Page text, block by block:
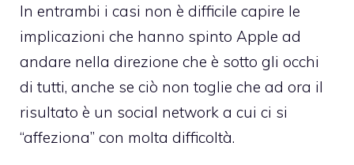
In entrambi i casi non è difficile capire le
implicazioni che hanno spinto Apple ad
andare nella direzione che è sotto gli occhi
di tutti, anche se ciò non toglie che ad ora il
risultato è un social network a cui ci si
“affeziona” con molta difficoltà.